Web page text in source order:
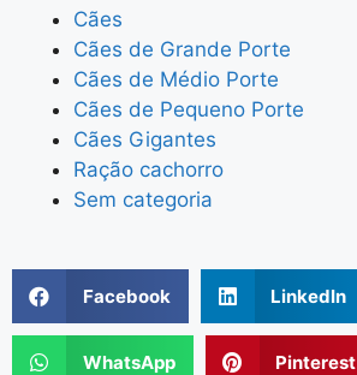
Cães
Cães de Grande Porte
Cães de Médio Porte
Cães de Pequeno Porte
Cães Gigantes
Ração cachorro
Sem categoria
Facebook LinkedIn
WhatsApp Pinterest